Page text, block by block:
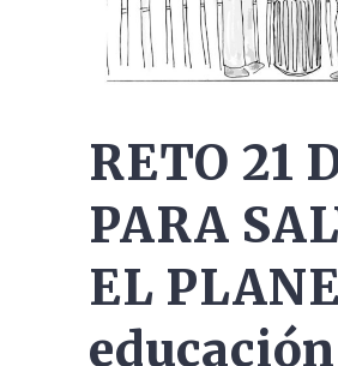
RETO 21
PARA
EL
educación